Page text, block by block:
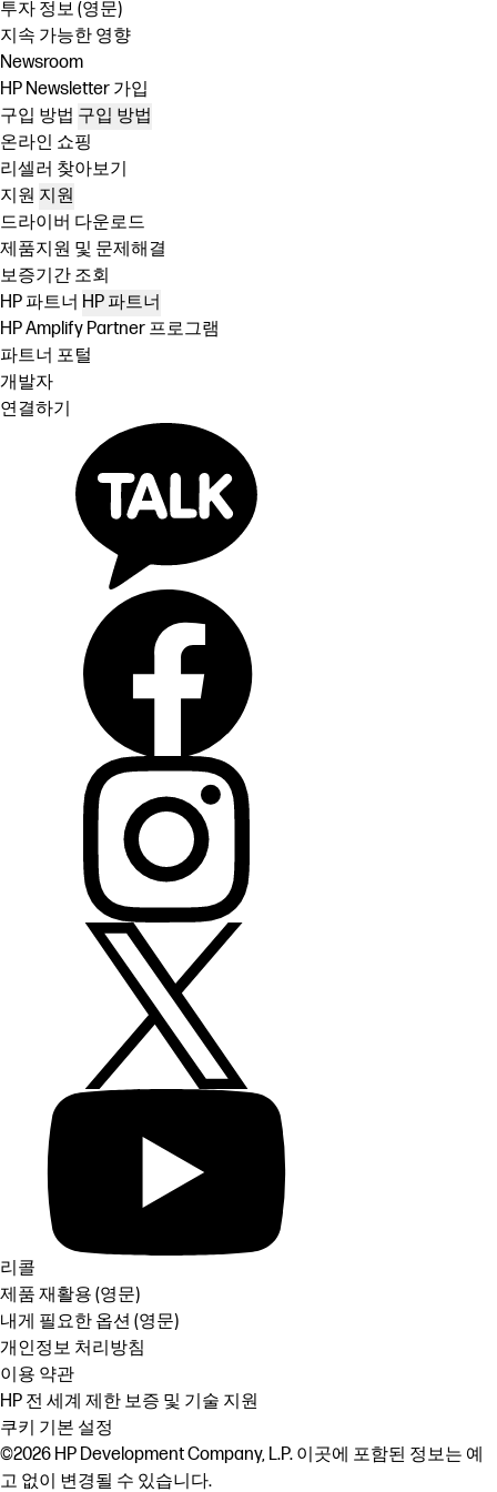
투자 정보 (영문)
지속 가능한 영향
Newsroom
HP Newsletter 가입
구입 방법 구입 방법
온라인 쇼핑
리셀러 찾아보기
지원 지원
드라이버 다운로드
제품지원 및 문제해결
보증기간 조회
HP 파트너 HP 파트너
HP Amplify Partner 프로그램
파트너 포털
개발자
연결하기
리콜
제품 재활용 (영문)
내게 필요한 옵션 (영문)
개인정보 처리방침
이용 약관
HP 전 세계 제한 보증 및 기술 지원
쿠키 기본 설정
©2026 HP Development Company, L.P. 이곳에 포함된 정보는 예
고 없이 변경될 수 있습니다.